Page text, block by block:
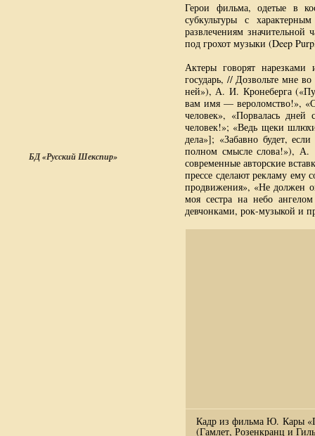
БД «Русский Шекспир»
Герои фильма, одетые в
субкультуры с
развлечениям
под грохот музыки (Deep
Актеры говорят нарезками
государь, // Дозвольте мне
ней»), А. И. Кронеберга
вам имя — вероломство!»,
человек», «Порвалась
человек!»; «Ведь щеки
дела»]; «Забавно будет,
полном смысле слова!»), А.
современные авторские
прессе сделают рекламу ему
продвижения», «Не должен
моя сестра на небо
девчонками, рок-музыкой и
Кадр из фильма Ю. Кары
(Гамлет, Розенкранц и